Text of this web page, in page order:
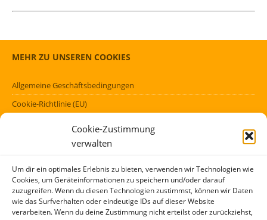
Cookie-Zustimmung
verwalten
Um dir ein optimales Erlebnis zu bieten, verwenden wir Technologien wie
Cookies, um Geräteinformationen zu speichern und/oder darauf
zuzugreifen. Wenn du diesen Technologien zustimmst, können wir Daten
wie das Surfverhalten oder eindeutige IDs auf dieser Website
verarbeiten. Wenn du deine Zustimmung nicht erteilst oder zurückziehst,
MEHR ZU UNSEREN COOKIES
Allgemeine Geschäftsbedingungen
Cookie-Richtlinie (EU)
FÖRMLICHES
Kontakt